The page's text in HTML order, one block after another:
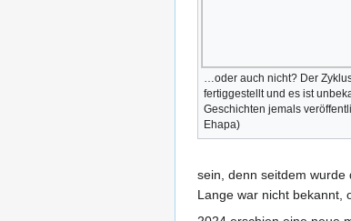
…oder auch nicht? Der
fertiggestellt und es ist
Geschichten jemals
Ehapa)
sein, denn seitdem wurde
Lange war nicht bekannt,